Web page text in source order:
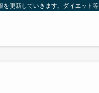
更新していきます。ダイエッ